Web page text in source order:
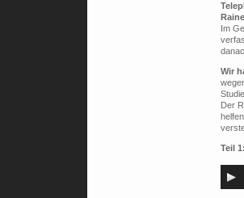
Im
Wir
Der
Teil 1: